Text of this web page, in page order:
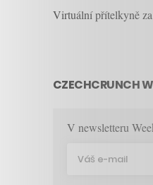
Virtuální přítelkyně
CZECHCRUNCH
V newsletteru